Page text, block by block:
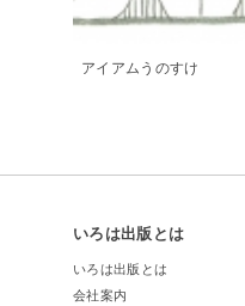
アイアムうのすけ
いろは出版とは
いろは出版とは
会社案内